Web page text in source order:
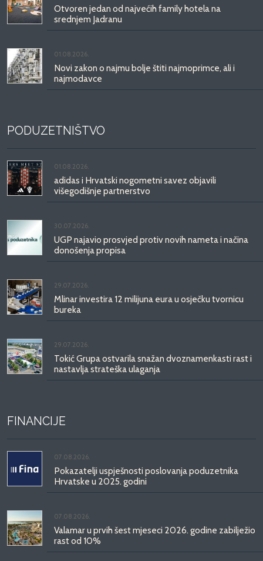
Otvoren jedan od najvećih family hotela na
srednjem Jadranu
01.08.2026.
Novi zakon o najmu bolje štiti najmoprimce, ali i
najmodavce
PODUZETNIŠTVO
01.08.2026.
adidas i Hrvatski nogometni savez objavili
višegodišnje partnerstvo
30.07.2026.
UGP najavio prosvjed protiv novih nameta i načina
donošenja propisa
29.07.2026.
Mlinar investira 12 milijuna eura u osječku tvornicu
bureka
29.07.2026.
Tokić Grupa ostvarila snažan dvoznamenkasti rast i
nastavlja strateška ulaganja
FINANCIJE
07.08.2026.
Pokazatelji uspješnosti poslovanja poduzetnika
Hrvatske u 2025. godini
07.08.2026.
Valamar u prvih šest mjeseci 2026. godine zabilježio
rast od 10%